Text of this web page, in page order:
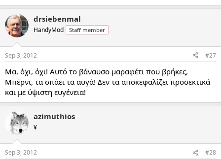
drsiebenmal
HandyMod Staff member
Sep 3, 2012 #27
Μα, όχι, όχι! Αυτό το βάναυσο μαραφέτι που βρήκες,
Μπέρνι, τα σπάει τα αυγά! Δεν τα αποκεφαλίζει προσεκτικά
και με ύψιστη ευγένεια!
azimuthios
¥
Sep 3, 2012 #28